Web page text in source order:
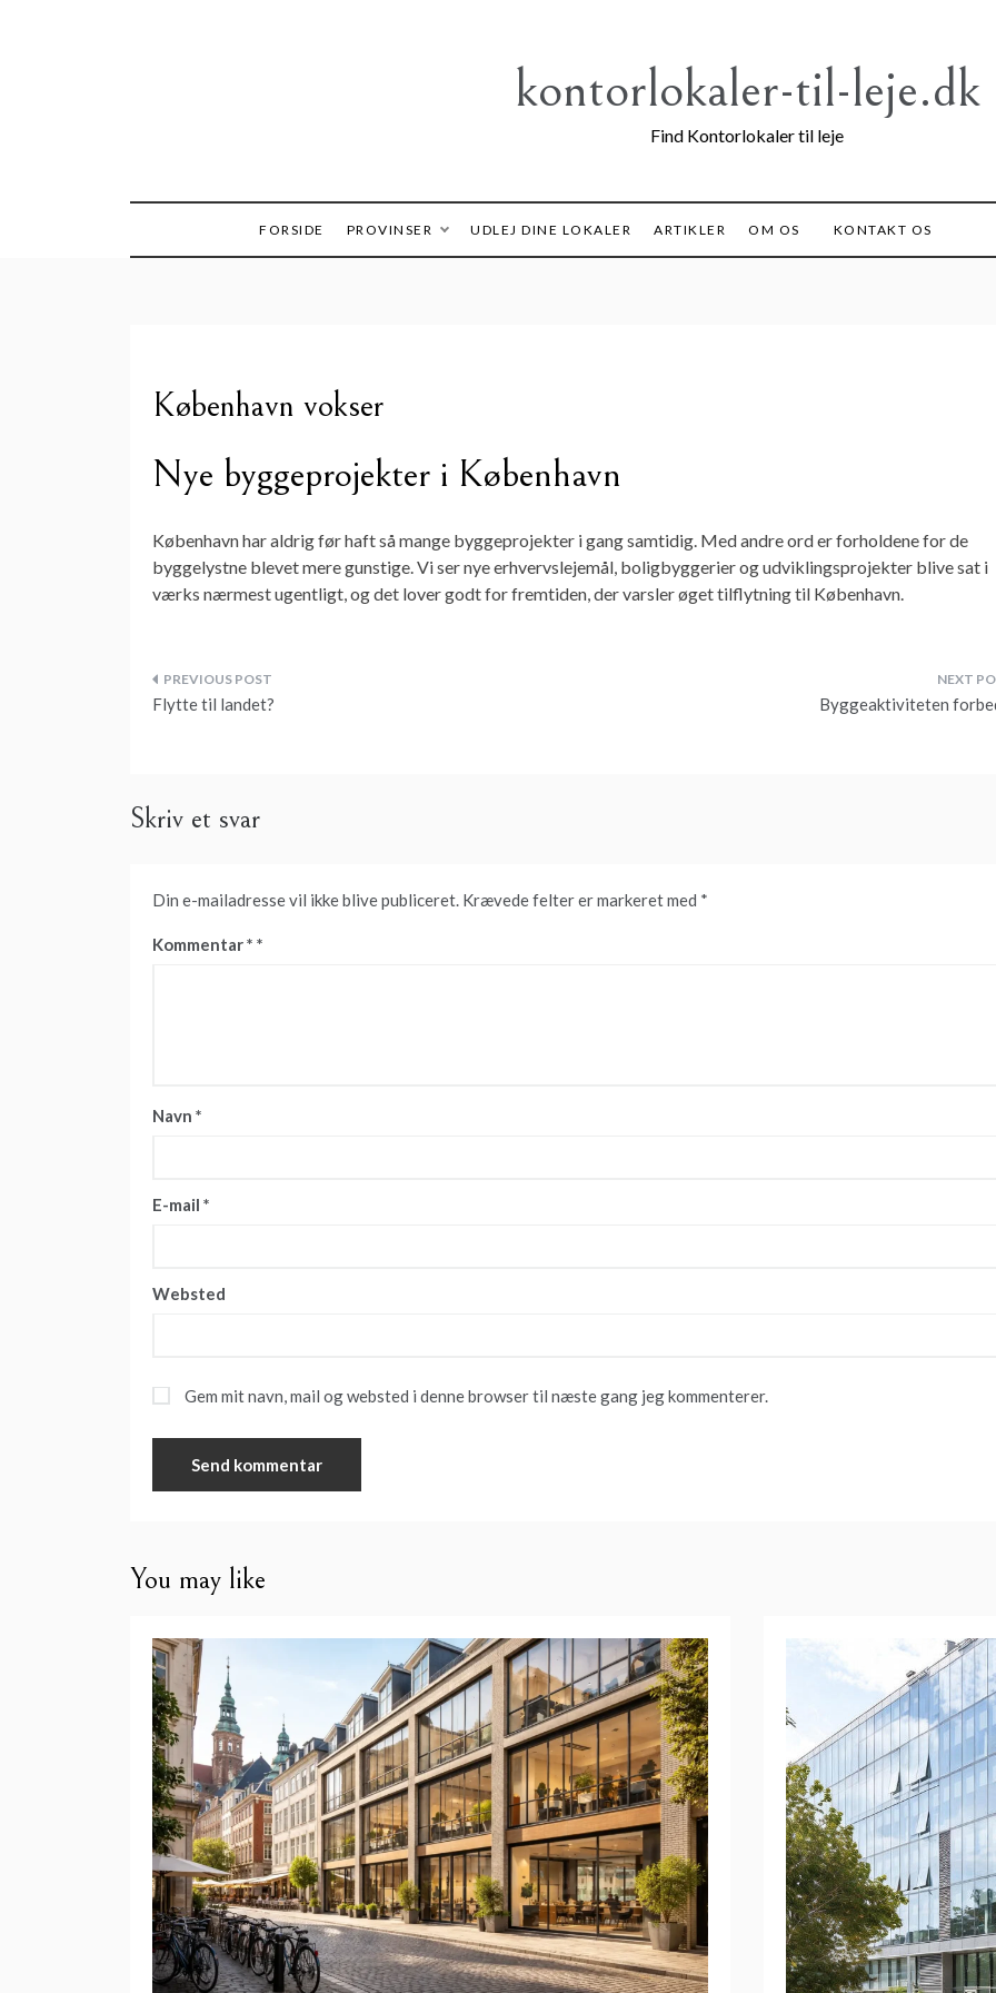
kontorlokaler-til-leje.dk
Find Kontorlokaler til leje
FORSIDE PROVINSER UDLEJ DINE LOKALER ARTIKLER OM OS KONTAKT OS
København vokser
Nye byggeprojekter i København
København har aldrig før haft så mange byggeprojekter i gang samtidig. Med andre ord er forholdene for de
byggelystne blevet mere gunstige. Vi ser nye erhvervslejemål, boligbyggerier og udviklingsprojekter blive sat i
værks nærmest ugentligt, og det lover godt for fremtiden, der varsler øget tilflytning til København.
Indlægsnavigation
Flytte til landet? Byggeaktiviteten
Skriv et svar
Din e-mailadresse vil ikke blive publiceret. Krævede felter er markeret med *
Kommentar*
Navn *
E-mail *
Websted
Gem mit navn, mail og websted i denne browser til næste gang jeg kommenterer.
You may like